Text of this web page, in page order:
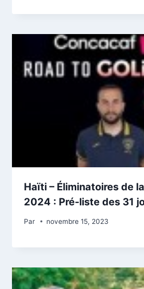
Haïti – Éliminatoires de
2024 : Pré-liste des 31
Par novembre 15, 2023